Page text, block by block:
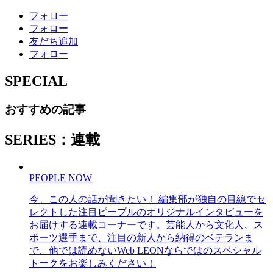
フォロー
フォロー
友だち追加
フォロー
SPECIAL
おすすめの記事
SERIES：連載
PEOPLE NOW
今、この人の話が聞きたい！ 編集部が独自の目線でセ
レクトした注目ピープルのオリジナルインタビューを
お届けする連載コーナーです。芸能人から文化人、ス
ポーツ選手まで、注目の新人から納得のベテランま
で、他では読めないWeb LEONならではのスペシャル
トークをお楽しみください！